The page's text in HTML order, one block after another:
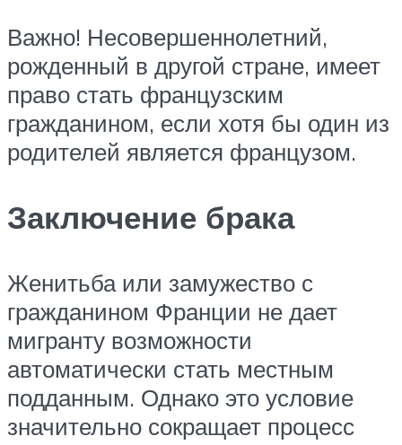
Важно! Несовершеннолетний,
рожденный в другой стране, имеет
право стать французским
гражданином, если хотя бы один из
родителей является французом.
Заключение брака
Женитьба или замужество с
гражданином Франции не дает
мигранту возможности
автоматически стать местным
подданным. Однако это условие
значительно сокращает процесс